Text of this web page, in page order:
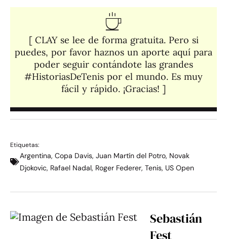
[ CLAY se lee de forma gratuita. Pero si
puedes, por favor haznos un aporte aquí para
poder seguir contándote las grandes
#HistoriasDeTenis por el mundo. Es muy
fácil y rápido. ¡Gracias! ]​
Etiquetas:
Argentina, Copa Davis, Juan Martín del Potro, Novak
Djokovic, Rafael Nadal, Roger Federer, Tenis, US Open
Sebastián
Fest